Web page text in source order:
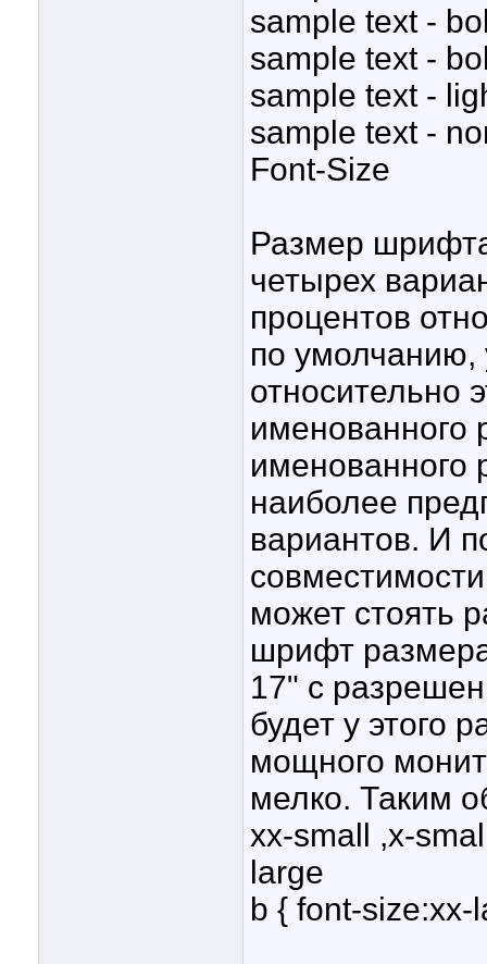
sample text -
sample text -
sample text -
sample text -
Font-Size
Размер
четырех
процентов
по умолчанию,
относительно
именованного
именованного
наиболее
вариантов. И
может стоять
шрифт
17" с
будет у этого
мощного
мелко. Таким
xx-small ,x-
large
b { font-size:xx-